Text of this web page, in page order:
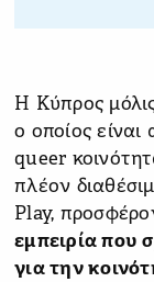
Η Κύπρος
ο οποίος
queer
πλέον
Play,
εμπειρία που
για την